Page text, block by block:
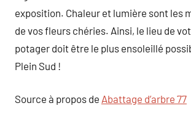
exposition. Chaleur et lumière sont les
de vos fleurs chéries. Ainsi, le lieu de
potager doit être le plus ensoleillé
Plein Sud !
Source à propos de Abattage d’arbre 77